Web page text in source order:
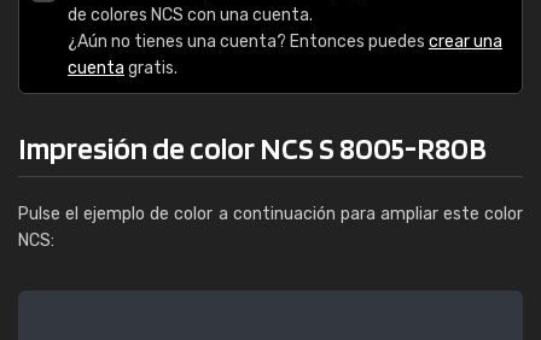
de colores NCS con una cuenta.
¿Aún no tienes una cuenta? Entonces puedes crear una
cuenta gratis.
Impresión de color NCS S 8005-R80B
Pulse el ejemplo de color a continuación para ampliar este color
NCS: